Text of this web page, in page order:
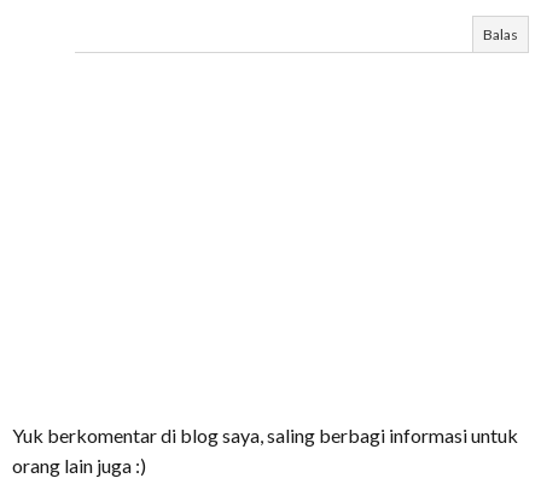
Balas
Yuk berkomentar di blog saya, saling berbagi informasi untuk
orang lain juga :)